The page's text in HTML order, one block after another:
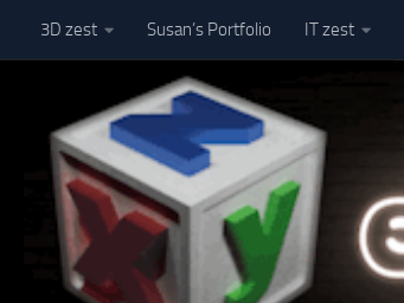
Skip to content
3D zest Susan’s Portfolio IT zest